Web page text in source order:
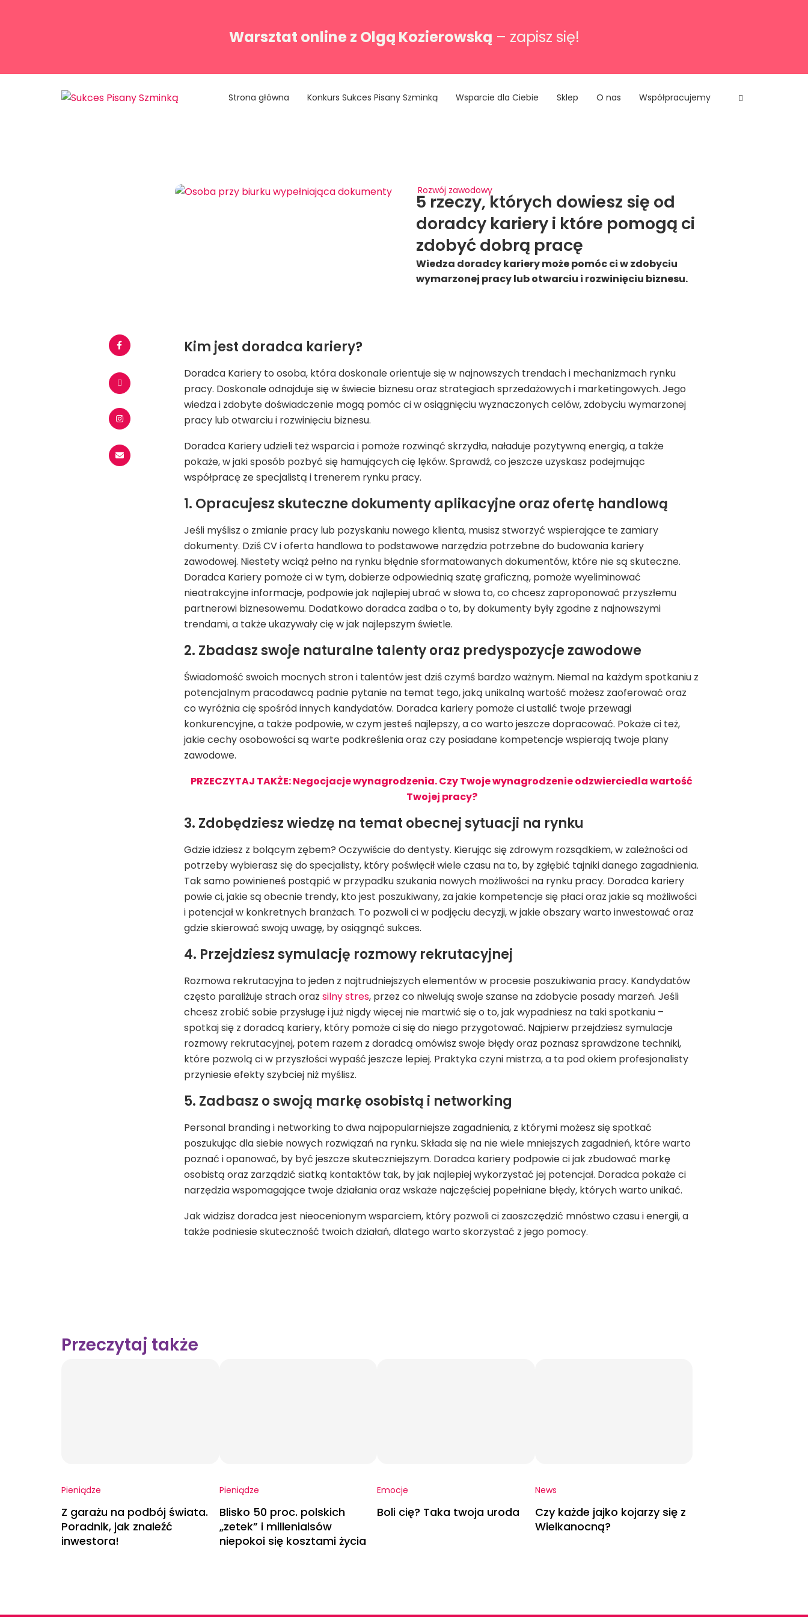
Warsztat online z Olgą Kozierowską – zapisz się!
Strona główna Konkurs Sukces Pisany Szminką Wsparcie dla Ciebie Sklep O nas Współpracujemy
Rozwój zawodowy
5 rzeczy, których dowiesz się od
doradcy kariery i które pomogą ci
zdobyć dobrą pracę
Wiedza doradcy kariery może pomóc ci w zdobyciu
wymarzonej pracy lub otwarciu i rozwinięciu biznesu.
Kim jest doradca kariery?
Doradca Kariery to osoba, która doskonale orientuje się w najnowszych trendach i mechanizmach rynku
pracy. Doskonale odnajduje się w świecie biznesu oraz strategiach sprzedażowych i marketingowych. Jego
wiedza i zdobyte doświadczenie mogą pomóc ci w osiągnięciu wyznaczonych celów, zdobyciu wymarzonej
pracy lub otwarciu i rozwinięciu biznesu.
Doradca Kariery udzieli też wsparcia i pomoże rozwinąć skrzydła, naładuje pozytywną energią, a także
pokaże, w jaki sposób pozbyć się hamujących cię lęków. Sprawdź, co jeszcze uzyskasz podejmując
współpracę ze specjalistą i trenerem rynku pracy.
1. Opracujesz skuteczne dokumenty aplikacyjne oraz ofertę handlową
Jeśli myślisz o zmianie pracy lub pozyskaniu nowego klienta, musisz stworzyć wspierające te zamiary
dokumenty. Dziś CV i oferta handlowa to podstawowe narzędzia potrzebne do budowania kariery
zawodowej. Niestety wciąż pełno na rynku błędnie sformatowanych dokumentów, które nie są skuteczne.
Doradca Kariery pomoże ci w tym, dobierze odpowiednią szatę graficzną, pomoże wyeliminować
nieatrakcyjne informacje, podpowie jak najlepiej ubrać w słowa to, co chcesz zaproponować przyszłemu
partnerowi biznesowemu. Dodatkowo doradca zadba o to, by dokumenty były zgodne z najnowszymi
trendami, a także ukazywały cię w jak najlepszym świetle.
2. Zbadasz swoje naturalne talenty oraz predyspozycje zawodowe
Świadomość swoich mocnych stron i talentów jest dziś czymś bardzo ważnym. Niemal na każdym spotkaniu z
potencjalnym pracodawcą padnie pytanie na temat tego, jaką unikalną wartość możesz zaoferować oraz
co wyróżnia cię spośród innych kandydatów. Doradca kariery pomoże ci ustalić twoje przewagi
konkurencyjne, a także podpowie, w czym jesteś najlepszy, a co warto jeszcze dopracować. Pokaże ci też,
jakie cechy osobowości są warte podkreślenia oraz czy posiadane kompetencje wspierają twoje plany
zawodowe.
PRZECZYTAJ TAKŻE: Negocjacje wynagrodzenia. Czy Twoje wynagrodzenie odzwierciedla wartość
Twojej pracy?
3. Zdobędziesz wiedzę na temat obecnej sytuacji na rynku
Gdzie idziesz z bolącym zębem? Oczywiście do dentysty. Kierując się zdrowym rozsądkiem, w zależności od
potrzeby wybierasz się do specjalisty, który poświęcił wiele czasu na to, by zgłębić tajniki danego zagadnienia.
Tak samo powinieneś postąpić w przypadku szukania nowych możliwości na rynku pracy. Doradca kariery
powie ci, jakie są obecnie trendy, kto jest poszukiwany, za jakie kompetencje się płaci oraz jakie są możliwości
i potencjał w konkretnych branżach. To pozwoli ci w podjęciu decyzji, w jakie obszary warto inwestować oraz
gdzie skierować swoją uwagę, by osiągnąć sukces.
4. Przejdziesz symulację rozmowy rekrutacyjnej
Rozmowa rekrutacyjna to jeden z najtrudniejszych elementów w procesie poszukiwania pracy. Kandydatów
często paraliżuje strach oraz silny stres, przez co niwelują swoje szanse na zdobycie posady marzeń. Jeśli
chcesz zrobić sobie przysługę i już nigdy więcej nie martwić się o to, jak wypadniesz na taki spotkaniu –
spotkaj się z doradcą kariery, który pomoże ci się do niego przygotować. Najpierw przejdziesz symulacje
rozmowy rekrutacyjnej, potem razem z doradcą omówisz swoje błędy oraz poznasz sprawdzone techniki,
które pozwolą ci w przyszłości wypaść jeszcze lepiej. Praktyka czyni mistrza, a ta pod okiem profesjonalisty
przyniesie efekty szybciej niż myślisz.
5. Zadbasz o swoją markę osobistą i networking
Personal branding i networking to dwa najpopularniejsze zagadnienia, z którymi możesz się spotkać
poszukując dla siebie nowych rozwiązań na rynku. Składa się na nie wiele mniejszych zagadnień, które warto
poznać i opanować, by być jeszcze skuteczniejszym. Doradca kariery podpowie ci jak zbudować markę
osobistą oraz zarządzić siatką kontaktów tak, by jak najlepiej wykorzystać jej potencjał. Doradca pokaże ci
narzędzia wspomagające twoje działania oraz wskaże najczęściej popełniane błędy, których warto unikać.
Jak widzisz doradca jest nieocenionym wsparciem, który pozwoli ci zaoszczędzić mnóstwo czasu i energii, a
także podniesie skuteczność twoich działań, dlatego warto skorzystać z jego pomocy.
Przeczytaj także
Pieniądze
Z garażu na podbój świata.
Poradnik, jak znaleźć
inwestora!
Pieniądze
Blisko 50 proc. polskich
„zetek” i millenialsów
niepokoi się kosztami życia
Emocje
Boli cię? Taka twoja uroda
News
Czy każde jajko kojarzy się z
Wielkanocną?